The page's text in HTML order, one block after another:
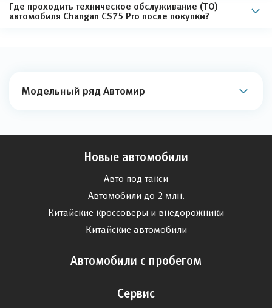
Где проходить техническое обслуживание (ТО)
автомобиля Changan CS75 Pro после покупки?
Модельный ряд Автомир
Новые автомобили
Авто под такси
Автомобили до 2 млн.
Китайские кроссоверы и внедорожники
Китайские автомобили
Автомобили с пробегом
Сервис